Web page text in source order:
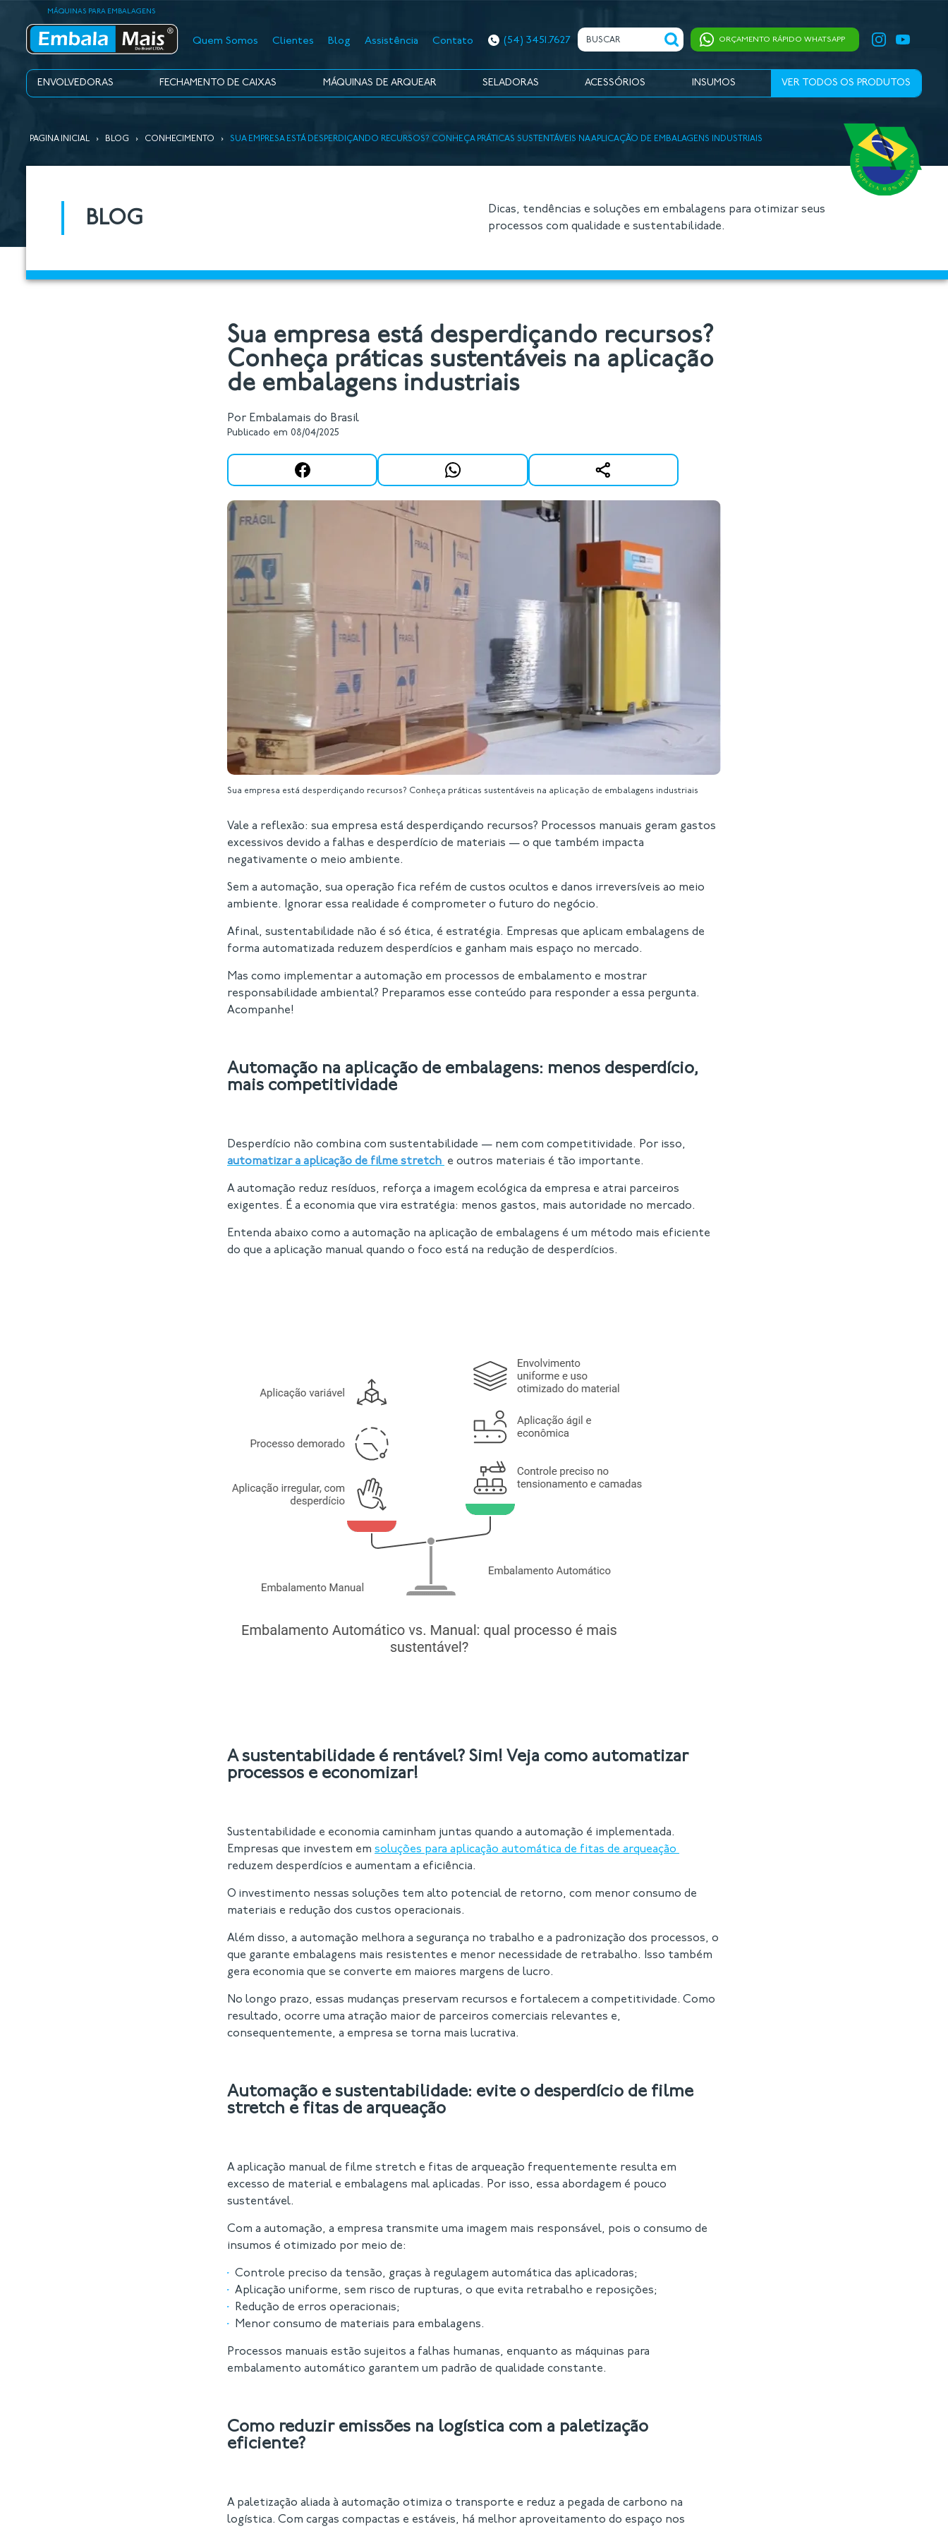
MÁQUINAS PARA EMBALAGENS
Quem Somos Clientes Blog Assistência Contato (54) 3451.7627 ORÇAMENTO RÁPIDO WHATSAPP
ENVOLVEDORAS FECHAMENTO DE CAIXAS MÁQUINAS DE ARQUEAR SELADORAS ACESSÓRIOS INSUMOS VER TODOS OS PRODUTOS
PAGINA INICIAL › BLOG › CONHECIMENTO › SUA EMPRESA ESTÁ DESPERDIÇANDO RECURSOS? CONHEÇA PRÁTICAS SUSTENTÁVEIS NA APLICAÇÃO DE EMBALAGENS INDUSTRIAIS
BLOG
Dicas, tendências e soluções em embalagens para otimizar seus
processos com qualidade e sustentabilidade.
Sua empresa está desperdiçando recursos?
Conheça práticas sustentáveis na aplicação
de embalagens industriais
Por Embalamais do Brasil
Publicado em 08/04/2025
Sua empresa está desperdiçando recursos? Conheça práticas sustentáveis na aplicação de embalagens industriais
Vale a reflexão: sua empresa está desperdiçando recursos? Processos manuais geram gastos
excessivos devido a falhas e desperdício de materiais — o que também impacta
negativamente o meio ambiente.
Sem a automação, sua operação fica refém de custos ocultos e danos irreversíveis ao meio
ambiente. Ignorar essa realidade é comprometer o futuro do negócio.
Afinal, sustentabilidade não é só ética, é estratégia. Empresas que aplicam embalagens de
forma automatizada reduzem desperdícios e ganham mais espaço no mercado.
Mas como implementar a automação em processos de embalamento e mostrar
responsabilidade ambiental? Preparamos esse conteúdo para responder a essa pergunta.
Acompanhe!
Automação na aplicação de embalagens: menos desperdício,
mais competitividade
Desperdício não combina com sustentabilidade — nem com competitividade. Por isso,
automatizar a aplicação de filme stretch e outros materiais é tão importante.
A automação reduz resíduos, reforça a imagem ecológica da empresa e atrai parceiros
exigentes. É a economia que vira estratégia: menos gastos, mais autoridade no mercado.
Entenda abaixo como a automação na aplicação de embalagens é um método mais eficiente
do que a aplicação manual quando o foco está na redução de desperdícios.
A sustentabilidade é rentável? Sim! Veja como automatizar
processos e economizar!
Sustentabilidade e economia caminham juntas quando a automação é implementada.
Empresas que investem em soluções para aplicação automática de fitas de arqueação
reduzem desperdícios e aumentam a eficiência.
O investimento nessas soluções tem alto potencial de retorno, com menor consumo de
materiais e redução dos custos operacionais.
Além disso, a automação melhora a segurança no trabalho e a padronização dos processos, o
que garante embalagens mais resistentes e menor necessidade de retrabalho. Isso também
gera economia que se converte em maiores margens de lucro.
No longo prazo, essas mudanças preservam recursos e fortalecem a competitividade. Como
resultado, ocorre uma atração maior de parceiros comerciais relevantes e,
consequentemente, a empresa se torna mais lucrativa.
Automação e sustentabilidade: evite o desperdício de filme
stretch e fitas de arqueação
A aplicação manual de filme stretch e fitas de arqueação frequentemente resulta em
excesso de material e embalagens mal aplicadas. Por isso, essa abordagem é pouco
sustentável.
Com a automação, a empresa transmite uma imagem mais responsável, pois o consumo de
insumos é otimizado por meio de:
Controle preciso da tensão, graças à regulagem automática das aplicadoras;
Aplicação uniforme, sem risco de rupturas, o que evita retrabalho e reposições;
Redução de erros operacionais;
Menor consumo de materiais para embalagens.
Processos manuais estão sujeitos a falhas humanas, enquanto as máquinas para
embalamento automático garantem um padrão de qualidade constante.
Como reduzir emissões na logística com a paletização
eficiente?
A paletização aliada à automação otimiza o transporte e reduz a pegada de carbono na
logística. Com cargas compactas e estáveis, há melhor aproveitamento do espaço nos